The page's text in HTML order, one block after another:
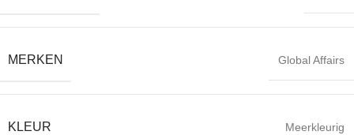
MERKEN Global Affairs
KLEUR Meerkleurig